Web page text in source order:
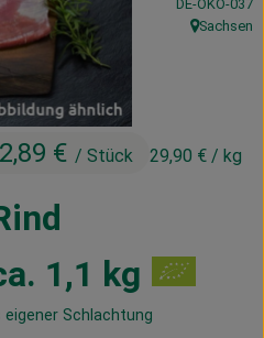
1,1 kg
Schlachtung
€ / Stück 29,90 € / kg
DE-ÖKO-037
, Herkunft:
Sachsen